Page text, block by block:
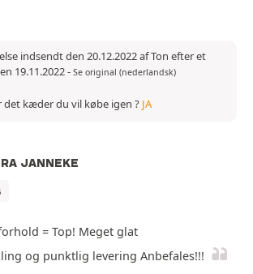
indsendt den 20.12.2022 af Ton efter et
19.11.2022- Se original (nederlandsk)
det kæder du vil købe igen ? JA
JANNEKE
= Top! Meget glat
og punktlig levering Anbefales!!!